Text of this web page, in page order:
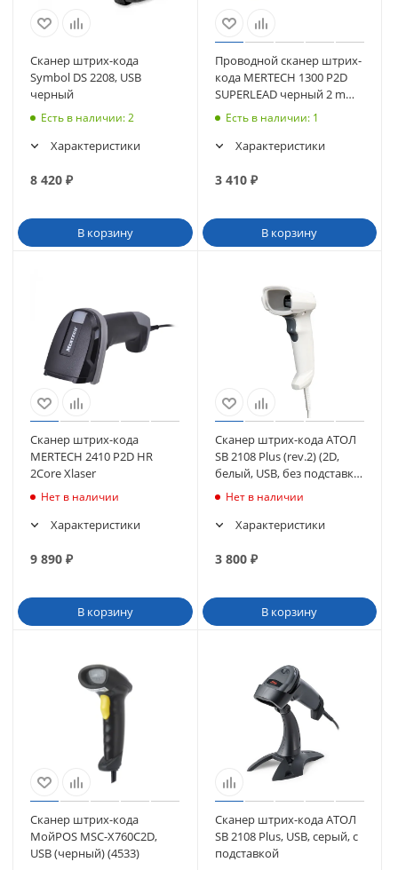
Сканер штрих-кода
Symbol DS 2208, USB
черный
Есть в наличии: 2
Характеристики
8 420 ₽
В корзину
Проводной сканер штрих-
кода MERTECH 1300 P2D
SUPERLEAD черный 2 m
cableЕсть в наличии: 1
Характеристики
3 410₽
В корзину
Сканер штрих-кода
MERTECH 2410 P2D HR
2Core Xlaser
Нет в наличии
Характеристики
9 890 ₽
В корзину
Сканер штрих-кода АТОЛ
SB 2108 Plus (rev.2) (2D,
белый, USB, без подставки)
(61025)
Нет в наличии
Характеристики
3 800₽
В корзину
Сканер штрих-кода
МойPOS MSC-X760С2D,
USB (черный) (4533)
Сканер штрих-кода АТОЛ
SB 2108 Plus, USB, серый, с
подставкой